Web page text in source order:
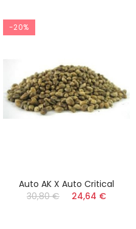
-20%
Auto AK X Auto Critical
30,80 €
24,64 €